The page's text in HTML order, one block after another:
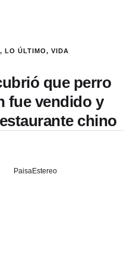
, LO ÚLTIMO, VIDA
que perro
fue vendido y
chino
PaisaEstereo